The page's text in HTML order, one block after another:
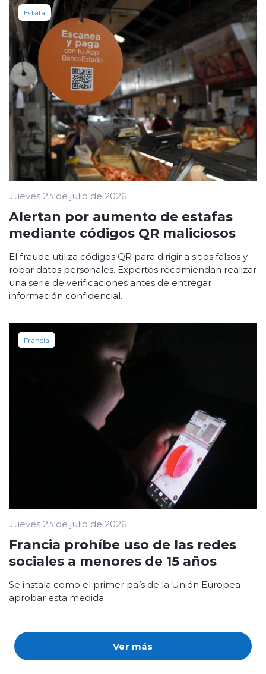
Ver más
Estafa
Jueves 23 de julio de 2026
Alertan por aumento de estafas
mediante códigos QR maliciosos
El fraude utiliza códigos QR para dirigir a sitios falsos y
robar datos personales. Expertos recomiendan realizar
una serie de verificaciones antes de entregar
información confidencial.
Francia
Jueves 23 de julio de 2026
Francia prohíbe uso de las redes
sociales a menores de 15 años
Se instala como el primer país de la Unión Europea
aprobar esta medida.